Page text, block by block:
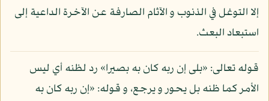
إلا التوغل في الذنوب و الآثام الصارفة عن الآخرة الداعية إلى
استبعاد البعث.
قوله تعالى: «بلى إن ربه كان به بصيرا» رد لظنه أي ليس
الأمر كما ظنه بل يحور و يرجع، و قوله: «إن ربه كان به